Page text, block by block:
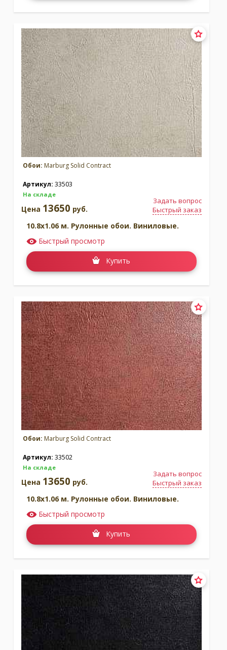
Обои: Marburg Solid Contract
Артикул: 33503
На складе
Задать вопрос
Быстрый заказ
Цена 13650 руб.
10.8x1.06 м. Рулонные обои. Виниловые.
Быстрый просмотр
Купить
Обои: Marburg Solid Contract
Артикул: 33502
На складе
Задать вопрос
Быстрый заказ
Цена 13650 руб.
10.8x1.06 м. Рулонные обои. Виниловые.
Быстрый просмотр
Купить